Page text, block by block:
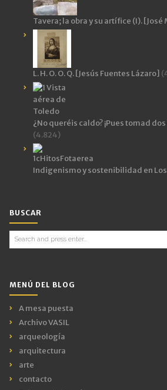
Tavera; la obra y su artífice (I).
L. H. O. O. Q. [Jesús Fuentes Lázaro]
¿No queréis caldo? ¡Pues tomad
(4.824)
Indigenismo y sostenibilidad en
BUSCAR
Search
for:
MENÚ DEL BLOG
A mesa puesta
Archivo VASIL
arqueología
arquitectura
arte
contacto